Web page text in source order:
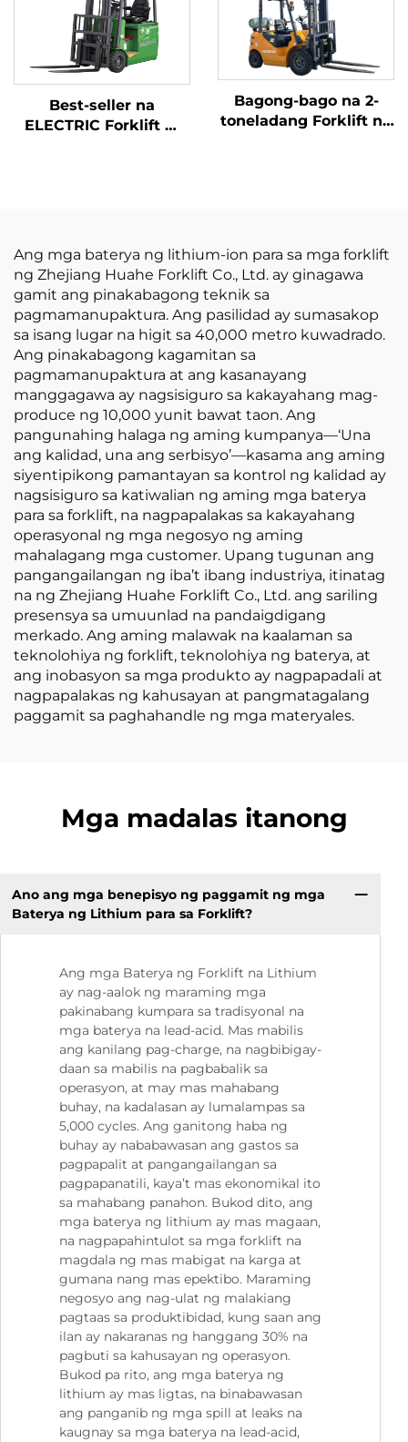
na kalidad na Hapones
na motor ng ISUZU
may Makatwirang
Presyo
Best-seller na
ELECTRIC Forklift —
Bagong-bago na 2-
toneladang Forklift na
Ang mga baterya ng lithium-ion para sa mga forklift
ng Zhejiang Huahe Forklift Co., Ltd. ay ginagawa
gamit ang pinakabagong teknik sa
pagmamanupaktura. Ang pasilidad ay sumasakop
sa isang lugar na higit sa 40,000 metro kuwadrado.
Ang pinakabagong kagamitan sa
pagmamanupaktura at ang kasanayang
manggagawa ay nagsisiguro sa kakayahang mag-
produce ng 10,000 yunit bawat taon. Ang
pangunahing halaga ng aming kumpanya—‘Una
ang kalidad, una ang serbisyo’—kasama ang aming
siyentipikong pamantayan sa kontrol ng kalidad ay
nagsisiguro sa katiwalian ng aming mga baterya
para sa forklift, na nagpapalakas sa kakayahang
operasyonal ng mga negosyo ng aming
mahalagang mga customer. Upang tugunan ang
pangangailangan ng iba’t ibang industriya, itinatag
na ng Zhejiang Huahe Forklift Co., Ltd. ang sariling
presensya sa umuunlad na pandaigdigang
merkado. Ang aming malawak na kaalaman sa
teknolohiya ng forklift, teknolohiya ng baterya, at
ang inobasyon sa mga produkto ay nagpapadali at
nagpapalakas ng kahusayan at pangmatagalang
paggamit sa paghahandle ng mga materyales.
Mga madalas itanong
Ano ang mga benepisyo ng paggamit ng mga
Baterya ng Lithium para sa Forklift?
Ang mga Baterya ng Forklift na Lithium
ay nag-aalok ng maraming mga
pakinabang kumpara sa tradisyonal na
mga baterya na lead-acid. Mas mabilis
ang kanilang pag-charge, na nagbibigay-
daan sa mabilis na pagbabalik sa
operasyon, at may mas mahabang
buhay, na kadalasan ay lumalampas sa
5,000 cycles. Ang ganitong haba ng
buhay ay nababawasan ang gastos sa
pagpapalit at pangangailangan sa
pagpapanatili, kaya’t mas ekonomikal ito
sa mahabang panahon. Bukod dito, ang
mga baterya ng lithium ay mas magaan,
na nagpapahintulot sa mga forklift na
magdala ng mas mabigat na karga at
gumana nang mas epektibo. Maraming
negosyo ang nag-ulat ng malakiang
pagtaas sa produktibidad, kung saan ang
ilan ay nakaranas ng hanggang 30% na
pagbuti sa kahusayan ng operasyon.
Bukod pa rito, ang mga baterya ng
lithium ay mas ligtas, na binabawasan
ang panganib ng mga spill at leaks na
kaugnay sa mga baterya na lead-acid,